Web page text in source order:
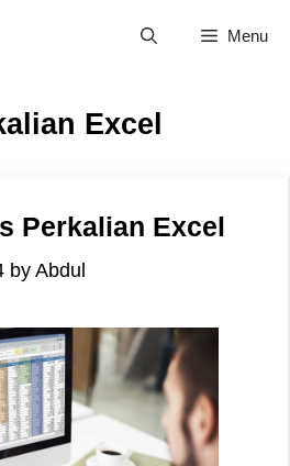
Menu
Excel
Perkalian Excel
by Abdul